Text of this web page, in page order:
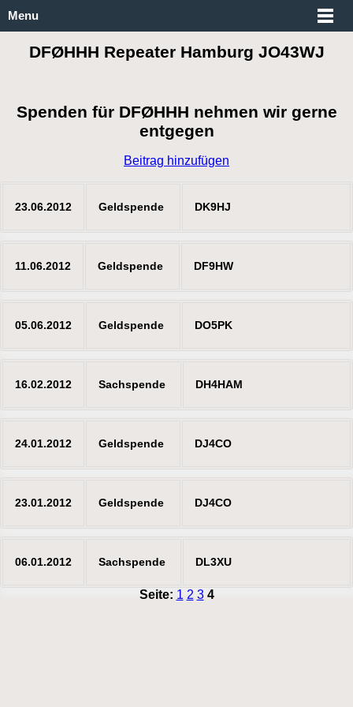
Menu
DFØHHH Repeater Hamburg JO43WJ
Spenden für DFØHHH nehmen wir gerne
entgegen
Beitrag hinzufügen
23.06.2012 Geldspende DK9HJ
11.06.2012 Geldspende DF9HW
05.06.2012 Geldspende DO5PK
16.02.2012 Sachspende DH4HAM
24.01.2012 Geldspende DJ4CO
23.01.2012 Geldspende DJ4CO
06.01.2012 Sachspende DL3XU
Seite: 1 2 3 4